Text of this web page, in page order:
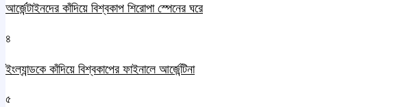
আর্জেন্টাইনদের কাঁদিয়ে বিশ্বকাপ শিরোপা স্পেনের ঘরে
৪
ইংল্যান্ডকে কাঁদিয়ে বিশ্বকাপের ফাইনালে আর্জেন্টিনা
৫